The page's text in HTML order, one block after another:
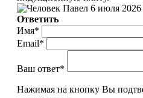
Павел 6 июля 2026
Ответить
Имя*
Email*
Ваш ответ*
Нажимая на кнопку Вы